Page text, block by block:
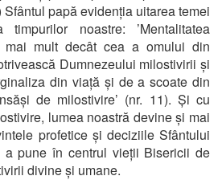
papă evidenția uitarea temei
noastre: ’Mentalitatea
mai mult decât cea a omului din
Dumnezeului milostivirii și
din viață și de a scoate din
de milostivire’ (nr. 11). Și cu
lumea noastră devine și mai
profetice și deciziile Sfântului
pune în centrul vieții Bisericii de
divine și umane.